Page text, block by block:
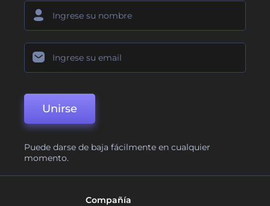
Unirse
Puede darse de baja fácilmente en cualquier
momento.
Compañía